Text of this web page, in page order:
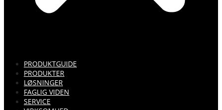
PRODUKTGUIDE
PRODUKTER
LØSNINGER
FAGLIG VIDEN
SERVICE